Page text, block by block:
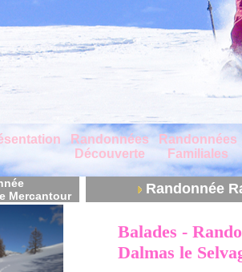
Randonnées
Découverte
Randonnées
Familiales
Mercantour
Randonnée
Balades -
Dalmas le